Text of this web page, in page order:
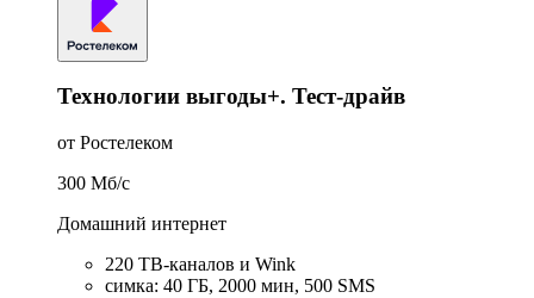
Технологии выгоды+. Тест-драйв
от Ростелеком
300 Мб/c
Домашний интернет
220 ТВ-каналов и Wink
симка: 40 ГБ, 2000 мин, 500 SMS